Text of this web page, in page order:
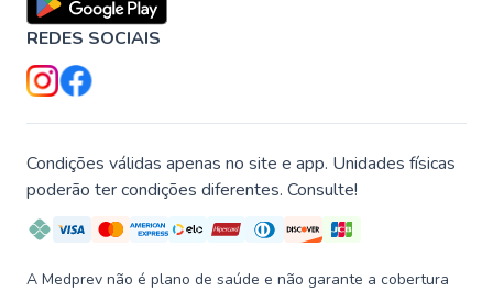
REDES SOCIAIS
Condições válidas apenas no site e app. Unidades físicas
poderão ter condições diferentes. Consulte!
A Medprev não é plano de saúde e não garante a cobertura